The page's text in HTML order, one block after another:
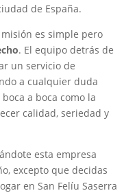
de España.
misión es simple pero
. El equipo detrás de
un servicio de
a cualquier duda
a boca como la
calidad, seriedad y
esta empresa
excepto que decidas
en San Felíu Saserra